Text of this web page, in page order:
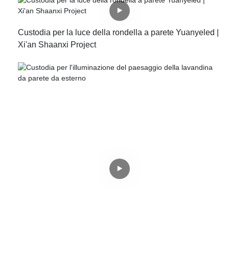
Custodia per la luce della rondella a parete Yuanyeled |
Xi'an Shaanxi Project